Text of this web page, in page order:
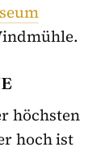
höchsten
hoch ist